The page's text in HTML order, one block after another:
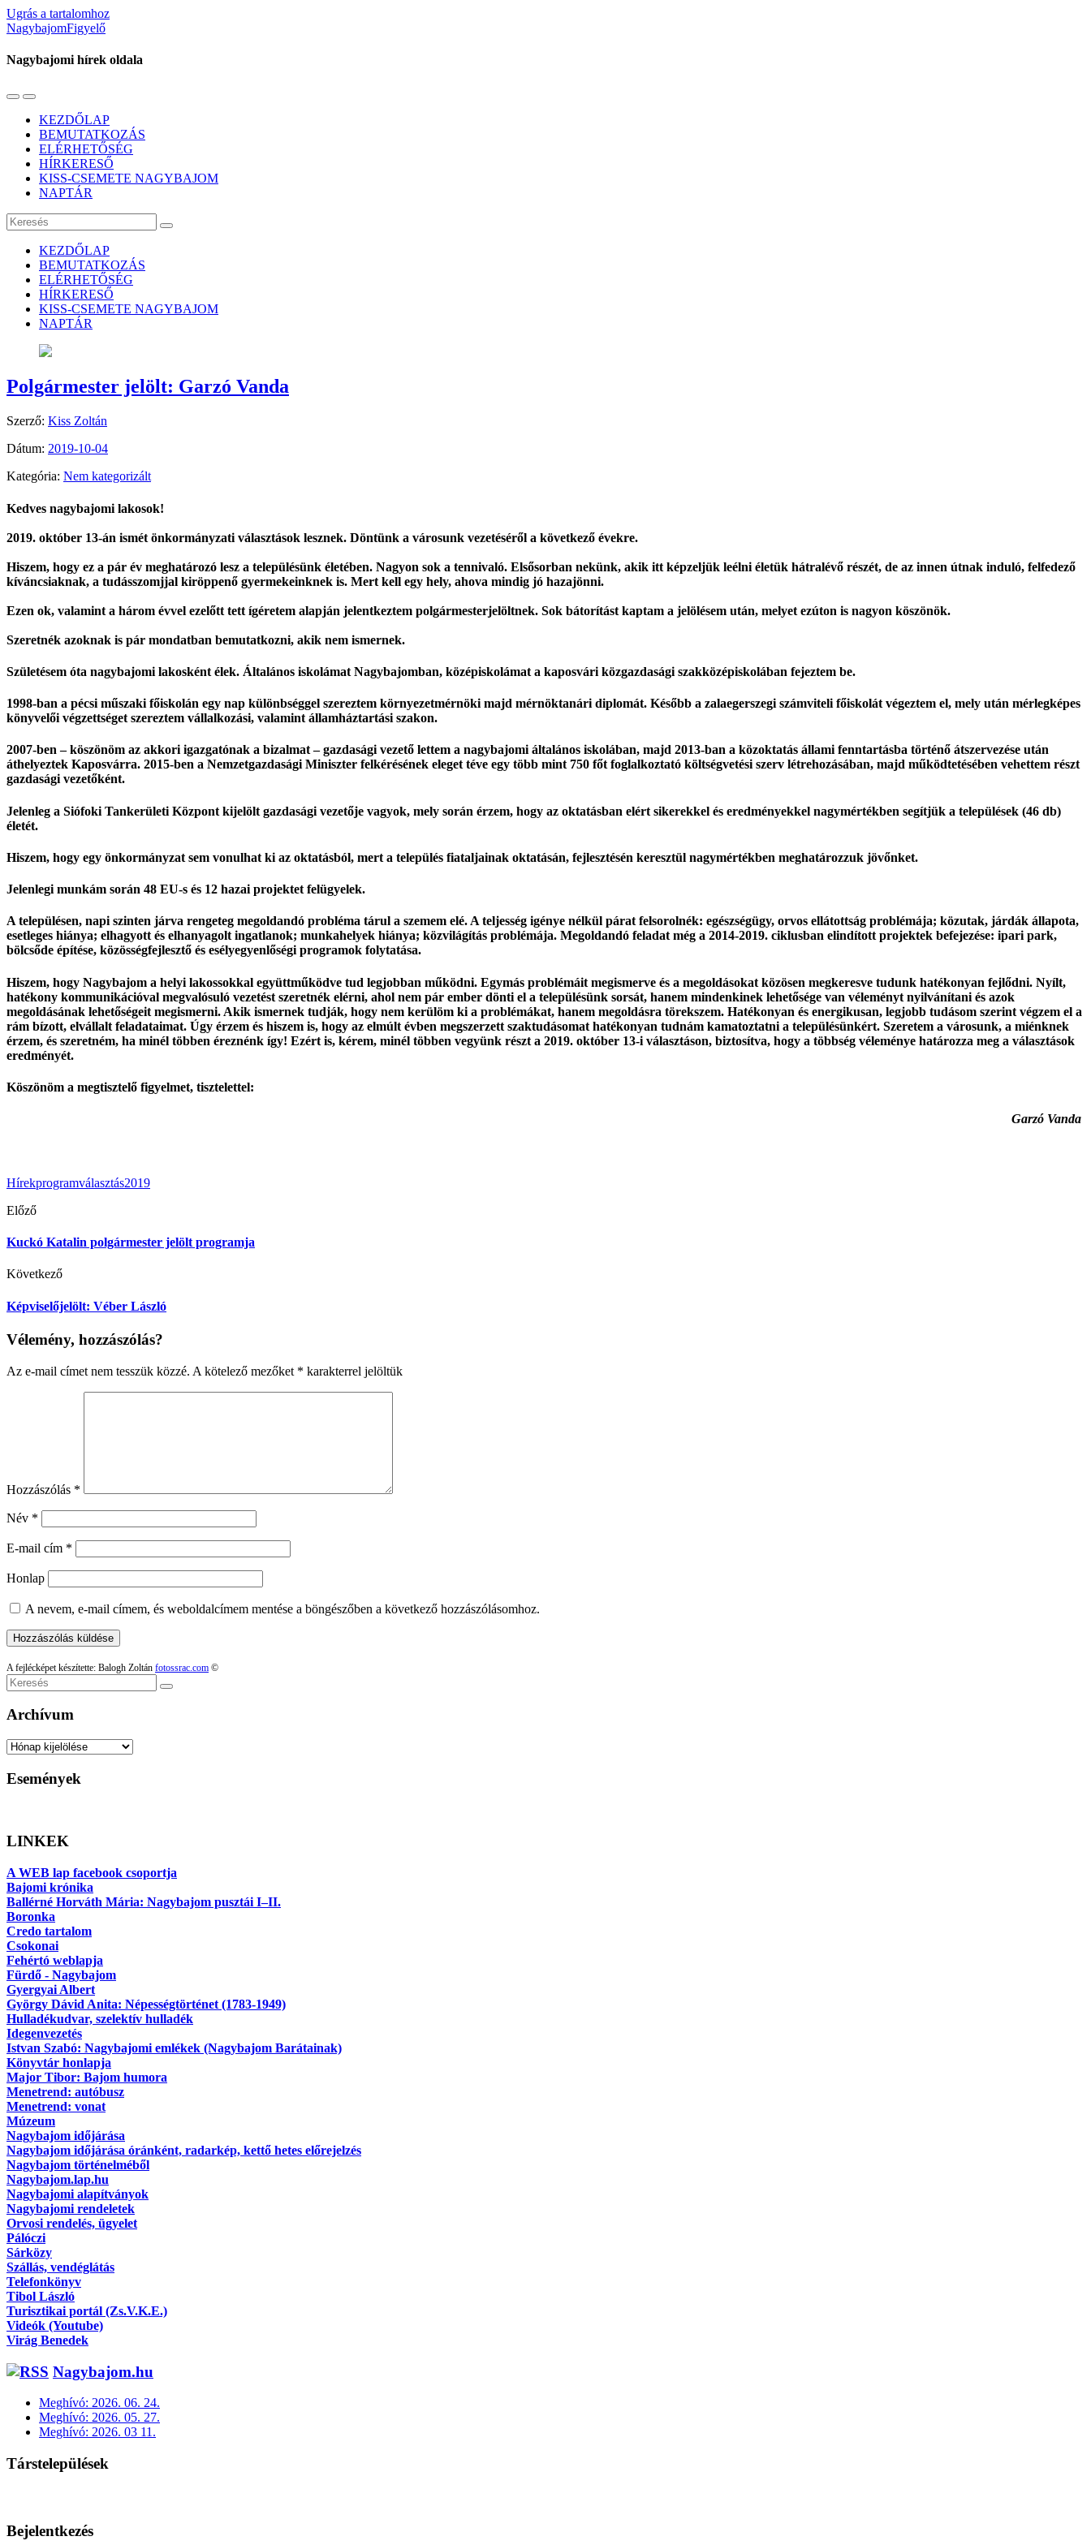
Ugrás a tartalomhoz
NagybajomFigyelő
Nagybajomi hírek oldala
Váltás
mobil
menüre
Használja
keresés
mezőt
KEZDŐLAP
BEMUTATKOZÁS
ELÉRHETŐSÉG
HÍRKERESŐ
KISS-CSEMETE NAGYBAJOM
NAPTÁR
Keresés
KEZDŐLAP
BEMUTATKOZÁS
ELÉRHETŐSÉG
HÍRKERESŐ
KISS-CSEMETE NAGYBAJOM
NAPTÁR
Polgármester jelölt: Garzó Vanda
Szerző: Kiss Zoltán
Dátum: 2019-10-04
Kategória: Nem kategorizált
Kedves nagybajomi lakosok!
2019. október 13-án ismét önkormányzati választások lesznek. Döntünk a városunk vezetéséről a következő évekre.
Hiszem, hogy ez a pár év meghatározó lesz a településünk életében. Nagyon sok a tennivaló. Elsősorban nekünk, akik itt képzeljük leélni életük hátralévő részét, de az innen útnak induló, felfedező
kíváncsiaknak, a tudásszomjjal kiröppenő gyermekeinknek is. Mert kell egy hely, ahova mindig jó hazajönni.
Ezen ok, valamint a három évvel ezelőtt tett ígéretem alapján jelentkeztem polgármesterjelöltnek. Sok bátorítást kaptam a jelölésem után, melyet ezúton is nagyon köszönök.
Szeretnék azoknak is pár mondatban bemutatkozni, akik nem ismernek.
Születésem óta nagybajomi lakosként élek. Általános iskolámat Nagybajomban, középiskolámat a kaposvári közgazdasági szakközépiskolában fejeztem be.
1998-ban a pécsi műszaki főiskolán egy nap különbséggel szereztem környezetmérnöki majd mérnöktanári diplomát. Később a zalaegerszegi számviteli főiskolát végeztem el, mely után mérlegképes
könyvelői végzettséget szereztem vállalkozási, valamint államháztartási szakon.
2007-ben – köszönöm az akkori igazgatónak a bizalmat – gazdasági vezető lettem a nagybajomi általános iskolában, majd 2013-ban a közoktatás állami fenntartásba történő átszervezése után
áthelyeztek Kaposvárra. 2015-ben a Nemzetgazdasági Miniszter felkérésének eleget téve egy több mint 750 főt foglalkoztató költségvetési szerv létrehozásában, majd működtetésében vehettem részt
gazdasági vezetőként.
Jelenleg a Siófoki Tankerületi Központ kijelölt gazdasági vezetője vagyok, mely során érzem, hogy az oktatásban elért sikerekkel és eredményekkel nagymértékben segítjük a települések (46 db)
életét.
Hiszem, hogy egy önkormányzat sem vonulhat ki az oktatásból, mert a település fiataljainak oktatásán, fejlesztésén keresztül nagymértékben meghatározzuk jövőnket.
Jelenlegi munkám során 48 EU-s és 12 hazai projektet felügyelek.
A településen, napi szinten járva rengeteg megoldandó probléma tárul a szemem elé. A teljesség igénye nélkül párat felsorolnék: egészségügy, orvos ellátottság problémája; közutak, járdák állapota,
esetleges hiánya; elhagyott és elhanyagolt ingatlanok; munkahelyek hiánya; közvilágítás problémája. Megoldandó feladat még a 2014-2019. ciklusban elindított projektek befejezése: ipari park,
bölcsőde építése, közösségfejlesztő és esélyegyenlőségi programok folytatása.
Hiszem, hogy Nagybajom a helyi lakossokkal együttműködve tud legjobban működni. Egymás problémáit megismerve és a megoldásokat közösen megkeresve tudunk hatékonyan fejlődni. Nyílt,
hatékony kommunikációval megvalósuló vezetést szeretnék elérni, ahol nem pár ember dönti el a településünk sorsát, hanem mindenkinek lehetősége van véleményt nyilvánítani és azok
megoldásának lehetőségeit megismerni. Akik ismernek tudják, hogy nem kerülöm ki a problémákat, hanem megoldásra törekszem. Hatékonyan és energikusan, legjobb tudásom szerint végzem el a
rám bízott, elvállalt feladataimat. Úgy érzem és hiszem is, hogy az elmúlt évben megszerzett szaktudásomat hatékonyan tudnám kamatoztatni a településünkért. Szeretem a városunk, a miénknek
érzem, és szeretném, ha minél többen éreznénk így! Ezért is, kérem, minél többen vegyünk részt a 2019. október 13-i választáson, biztosítva, hogy a többség véleménye határozza meg a választások
eredményét.
Köszönöm a megtisztelő figyelmet, tisztelettel:
Garzó Vanda
Hírekprogramválasztás2019
Előző
Kuckó Katalin polgármester jelölt programja
Következő
Képviselőjelölt: Véber László
Vélemény, hozzászólás?
Az e-mail címet nem tesszük közzé. A kötelező mezőket * karakterrel jelöltük
Hozzászólás *
Név *
E-mail cím *
Honlap
A nevem, e-mail címem, és weboldalcímem mentése a böngészőben a következő hozzászólásomhoz.
A fejlécképet készítette: Balogh Zoltán fotossrac.com ©
Keresés
Archívum
Archívum
Események
LINKEK
A WEB lap facebook csoportja
Bajomi krónika
Ballérné Horváth Mária: Nagybajom pusztái I–II.
Boronka
Credo tartalom
Csokonai
Fehértó weblapja
Fürdő - Nagybajom
Gyergyai Albert
György Dávid Anita: Népességtörténet (1783-1949)
Hulladékudvar, szelektív hulladék
Idegenvezetés
Istvan Szabó: Nagybajomi emlékek (Nagybajom Barátainak)
Könyvtár honlapja
Major Tibor: Bajom humora
Menetrend: autóbusz
Menetrend: vonat
Múzeum
Nagybajom időjárása
Nagybajom időjárása óránként, radarkép, kettő hetes előrejelzés
Nagybajom történelméből
Nagybajom.lap.hu
Nagybajomi alapítványok
Nagybajomi rendeletek
Orvosi rendelés, ügyelet
Pálóczi
Sárközy
Szállás, vendéglátás
Telefonkönyv
Tibol László
Turisztikai portál (Zs.V.K.E.)
Videók (Youtube)
Virág Benedek
Nagybajom.hu
Meghívó: 2026. 06. 24.
Meghívó: 2026. 05. 27.
Meghívó: 2026. 03 11.
Társtelepülések
Bejelentkezés